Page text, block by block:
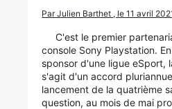
Par Julien Barthet , le 11 avril
C'est le premier
console Sony Playstation.
sponsor d'une ligue eSport,
s'agit d'un accord
lancement de la quatrième
question, au mois de mai